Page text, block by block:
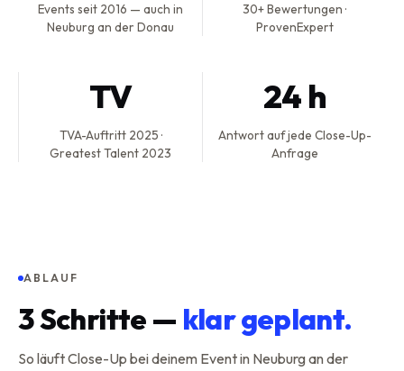
Events seit 2016 — auch in
Neuburg an der Donau
30+ Bewertungen ·
ProvenExpert
TV
TVA-Auftritt 2025 ·
Greatest Talent 2023
24 h
Antwort auf jede Close-Up-
Anfrage
ABLAUF
3Schritte — klar geplant.
So läuft Close-Up bei deinem Event in Neuburg an der